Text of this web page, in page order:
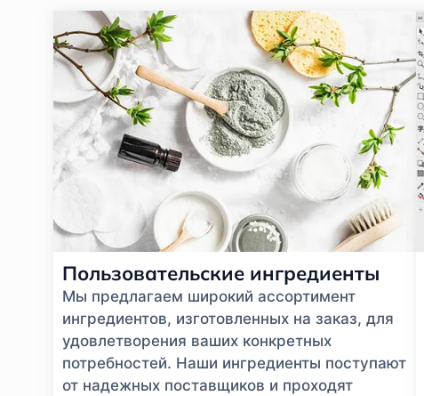
Пользовательские ингредиенты
Мы предлагаем широкий ассортимент
ингредиентов, изготовленных на заказ, для
удовлетворения ваших конкретных
потребностей. Наши ингредиенты поступают
от надежных поставщиков и проходят